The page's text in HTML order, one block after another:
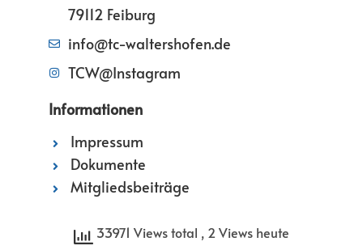
79112 Feiburg
info@tc-waltershofen.de
TCW@Instagram
Informationen
Impressum
Dokumente
Mitgliedsbeiträge
33971 Views total , 2 Views heute